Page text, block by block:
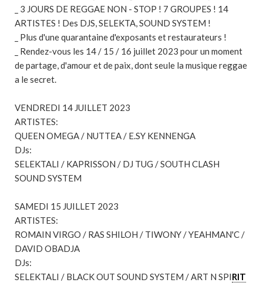
_ 3 JOURS DE REGGAE NON - STOP ! 7 GROUPES ! 14
ARTISTES ! Des DJS, SELEKTA, SOUND SYSTEM !
_ Plus d'une quarantaine d'exposants et restaurateurs !
_ Rendez-vous les 14 / 15 / 16 juillet 2023 pour un moment
de partage, d'amour et de paix, dont seule la musique reggae
a le secret.
VENDREDI 14 JUILLET 2023
ARTISTES:
QUEEN OMEGA / NUTTEA / E.SY KENNENGA
DJs:
SELEKTALI / KAPRISSON / DJ TUG / SOUTH CLASH
SOUND SYSTEM
SAMEDI 15 JUILLET 2023
ARTISTES:
ROMAIN VIRGO / RAS SHILOH / TIWONY / YEAHMAN'C /
DAVID OBADJA
DJs:
SELEKTALI / BLACK OUT SOUND SYSTEM / ART N SPIRIT